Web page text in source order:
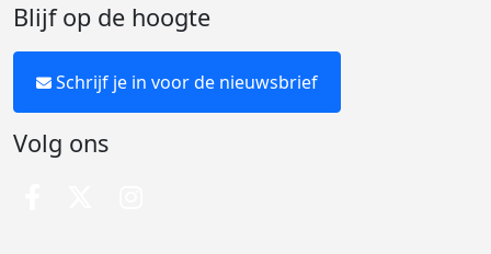
Blijf op de hoogte
Schrijf je in voor de nieuwsbrief
Volg ons